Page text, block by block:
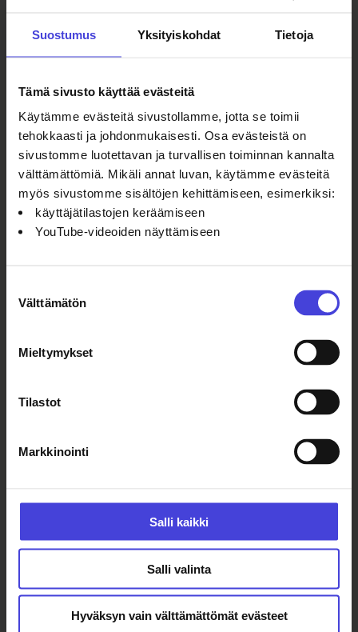
Suostumus Yksityiskohdat Tietoja
Tämä sivusto käyttää evästeitä
Käytämme evästeitä sivustollamme, jotta se toimii
tehokkaasti ja johdonmukaisesti. Osa evästeistä on
sivustomme luotettavan ja turvallisen toiminnan kannalta
välttämättömiä. Mikäli annat luvan, käytämme evästeitä
myös sivustomme sisältöjen kehittämiseen, esimerkiksi:
käyttäjätilastojen keräämiseen
YouTube-videoiden näyttämiseen
valinta
Välttämätön
Mieltymykset
Tilastot
Markkinointi
Salli kaikki
Salli valinta
Hyväksyn vain välttämättömät evästeet
Seuraa meitä somessa
Facebook X InstagramYouTube LinkedIn TikTok